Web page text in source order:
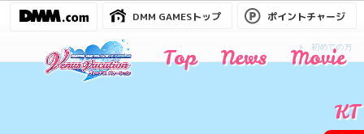
DMM GAMESトップ ポイントチャージ
初めての方
Top News Movie